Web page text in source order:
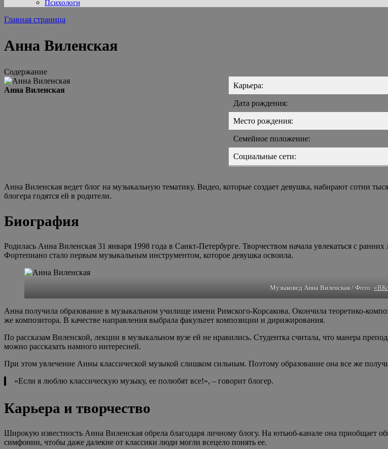
Психологи
Главная страница
Анна Виленская
Содержание
Анна Виленская
Карьера:
Дата рождения:
Место рождения:
Семейное положение:
Социальные сети:
Анна Виленская ведет блог на музыкальную тематику. Видео, которые создает девушка, набирают сотни
блогера годятся ей в родители.
Биография
Родилась Анна Виленская 31 января 1998 года в Санкт-Петербурге. Творчеством начала увлекаться с
Фортепиано стало первым музыкальным инструментом, которое девушка освоила.
Музыковед Анна Виленская / Фото:
Анна получила образование в музыкальном училище имени Римского-Корсакова. Окончила теоретико-
же композитора. В качестве направления выбрала факультет композиции и дирижирования.
По рассказам Виленской, лекции в музыкальном вузе ей не нравились. Студентка считала, что манера
можно рассказать намного интересней.
При этом увлечение Анны классической музыкой слишком сильным. Поэтому образование она все же
«Если я люблю классическую музыку, ее полюбят все!», – говорит блогер.
Карьера и творчество
Широкую известность Анна Виленская обрела благодаря личному блогу. На ютьюб-канале она приобщает
симфонии, чтобы даже далекие от классики люди могли всецело понять ее.